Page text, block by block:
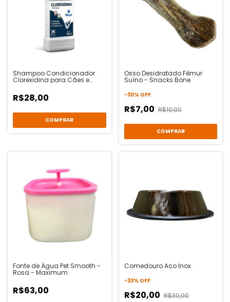
Shampoo Condicionador
Clorexidina para Cães e
R$28,00
Osso Desidratado Fêmur
Suíno - Snacks Bone
-30% OFF
R$7,00 R$10,00
Fonte de Água Pet Smooth -
Rosa - Maximum
R$63,00
Comedouro Aço Inox
-33% OFF
R$20,00 R$30,00